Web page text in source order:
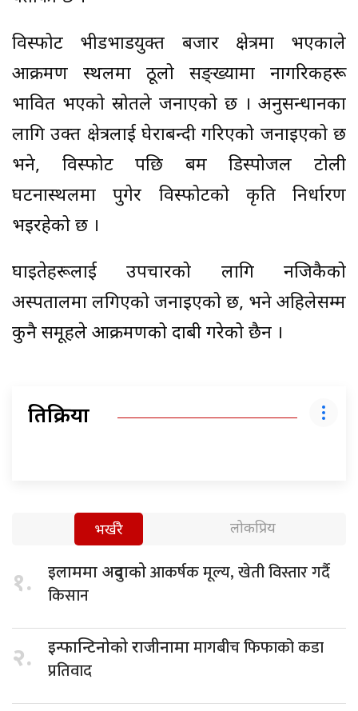
विस्फोट भीडभाडयुक्त बजार क्षेत्रमा भएकाले
आक्रमण स्थलमा ठूलो सङ्ख्यामा नागरिकहरू
प्रभावित भएको स्रोतले जनाएको छ । अनुसन्धानका
लागि उक्त क्षेत्रलाई घेराबन्दी गरिएको जनाइएको छ
भने, विस्फोट पछि बम डिस्पोजल टोली
घटनास्थलमा पुगेर विस्फोटको प्रकृति निर्धारण
भइरहेको छ ।
घाइतेहरूलाई उपचारको लागि नजिकैको
अस्पतालमा लगिएको जनाइएको छ, भने अहिलेसम्म
कुनै समूहले आक्रमणको दाबी गरेको छैन ।
प्रतिक्रिया
भर्खरै लोकप्रिय
१. इलाममा अदुवाकोआकर्षक मूल्य, खेती विस्तार गर्दै
किसान
२. इन्फान्टिनोको राजीनामामागबीच फिफाको कडा
प्रतिवाद